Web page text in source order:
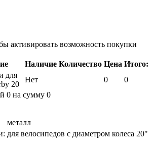
активировать возможность покупки
Наличие Количество Цена Итого:
для
20
Нет 0
0
0 на сумму 0
металл
для велосипедов с диаметром колеса 20"